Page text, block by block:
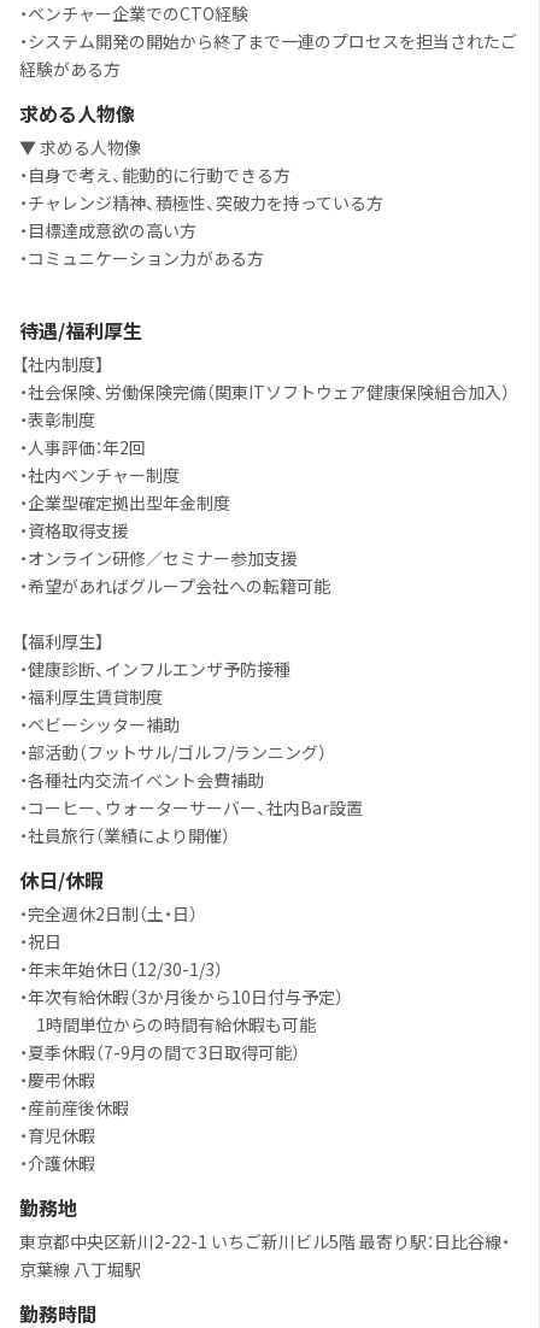
・ベンチャー企業でのCTO経験
・システム開発の開始から終了まで一連のプロセスを担当されたご
経験がある方
求める人物像
▼ 求める人物像
・自身で考え、能動的に行動できる方
・チャレンジ精神、積極性、突破力を持っている方
・目標達成意欲の高い方
・コミュニケーション力がある方
待遇/福利厚生
【社内制度】
・社会保険、労働保険完備（関東ITソフトウェア健康保険組合加入）
・表彰制度
・人事評価：年2回
・社内ベンチャー制度
・企業型確定拠出型年金制度
・資格取得支援
・オンライン研修／セミナー参加支援
・希望があればグループ会社への転籍可能
【福利厚生】
・健康診断、インフルエンザ予防接種
・福利厚生賃貸制度
・ベビーシッター補助
・部活動（フットサル/ゴルフ/ランニング）
・各種社内交流イベント会費補助
・コーヒー、ウォーターサーバー、社内Bar設置
・社員旅行（業績により開催）
休日/休暇
・完全週休2日制（土・日）
・祝日
・年末年始休日（12/30-1/3）
・年次有給休暇（3か月後から10日付与予定）
1時間単位からの時間有給休暇も可能
・夏季休暇（7-9月の間で3日取得可能）
・慶弔休暇
・産前産後休暇
・育児休暇
・介護休暇
勤務地
東京都中央区新川2-22-1 いちご新川ビル5階 最寄り駅：日比谷線・
京葉線 八丁堀駅
勤務時間